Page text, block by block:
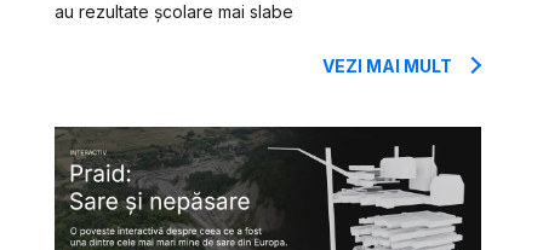
au rezultate școlare mai slabe
VEZI MAI MULT